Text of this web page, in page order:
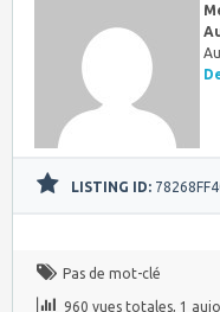
LISTING ID:
Pas de mot-clé
960 vues totales, 1